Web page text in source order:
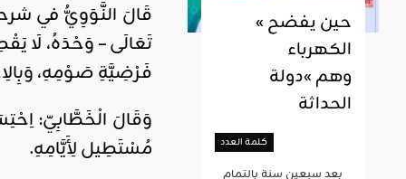
قَالَ النَّوَوِيُّ في
تَعَالَى – وَحْدَهُ، لَا
فَرْضِيَّةِ صَوْمِهِ،
وَقَالَ الْخَطَّابِيّ:
مُسْتَطِيل لِأَيَّامِهِ.
« حين يفضح
الكهرباء
وهم »دولة
الحداثة
كلمة العدد